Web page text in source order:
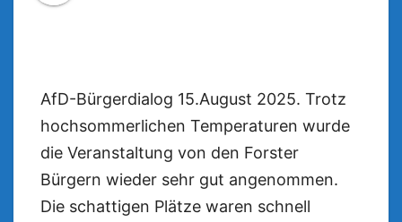
AfD-Bürgerdialog 15.August 2025. Trotz
hochsommerlichen Temperaturen wurde
die Veranstaltung von den Forster
Bürgern wieder sehr gut angenommen.
Die schattigen Plätze waren schnell